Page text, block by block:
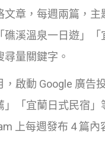
文章，每週兩篇，主
礁溪溫泉一日遊」「
量關鍵字。
，啟動 Google 廣告
」「宜蘭日式民宿」
上每週發布 4 篇內